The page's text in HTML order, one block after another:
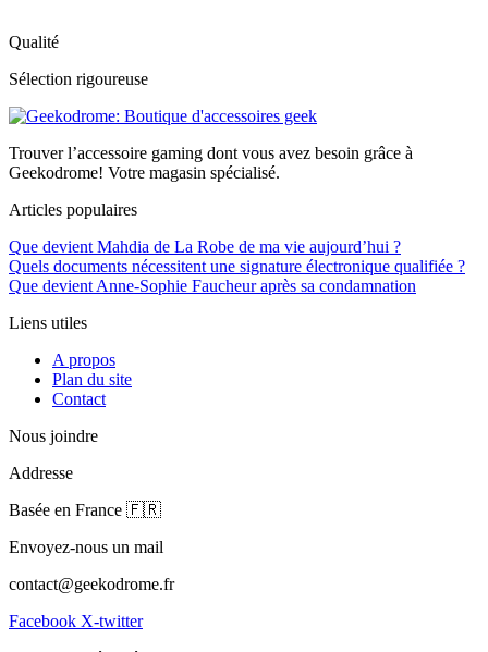
Qualité
Sélection rigoureuse
Trouver l’accessoire gaming dont vous avez besoin grâce à
Geekodrome! Votre magasin spécialisé.
Articles populaires
Que devient Mahdia de La Robe de ma vie aujourd’hui ?
Quels documents nécessitent une signature électronique qualifiée ?
Que devient Anne-Sophie Faucheur après sa condamnation
Liens utiles
A propos
Plan du site
Contact
Nous joindre
Addresse
Basée en France 🇫🇷
Envoyez-nous un mail
contact@geekodrome.fr
Facebook X-twitter